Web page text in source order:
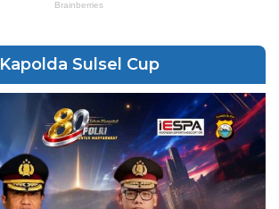
Kapolda Sulsel Cup